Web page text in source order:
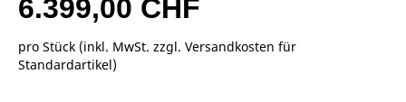
6.399,00 CHF
pro Stück (inkl. MwSt. zzgl. Versandkosten für
Standardartikel)